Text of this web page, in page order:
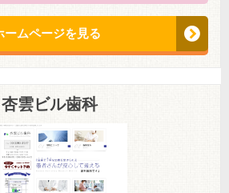
ームページを見る
杏雲ビル歯科